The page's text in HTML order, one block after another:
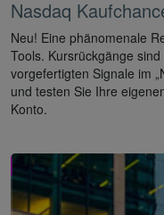
Nasdaq
Neu! Eine phänomenale
Tools. Kursrückgänge
vorgefertigten Signale im
und testen Sie Ihre
Konto.